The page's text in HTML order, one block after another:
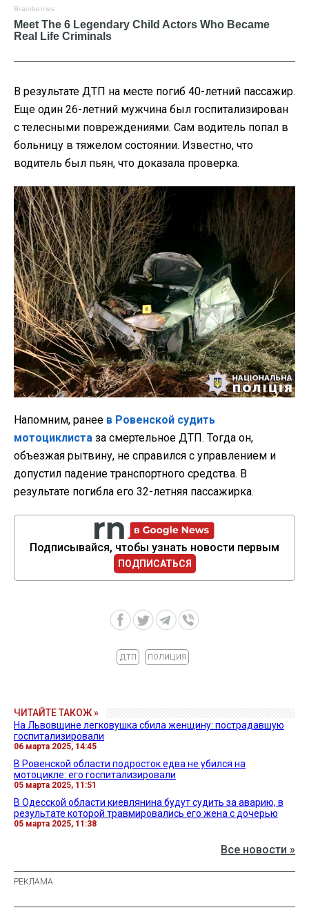
В результате ДТП на месте погиб 40-летний пассажир.
Еще один 26-летний мужчина был госпитализирован
с телесными повреждениями. Сам водитель попал в
больницу в тяжелом состоянии. Известно, что
водитель был пьян, что доказала проверка.
Напомним, ранее в Ровенской судить
мотоциклиста за смертельное ДТП. Тогда он,
объезжая рытвину, не справился с управлением и
допустил падение транспортного средства. В
результате погибла его 32-летняя пассажирка.
Подписывайся, чтобы узнать новости первым
ПОДПИСАТЬСЯ
ДТП ПОЛИЦИЯ
ЧИТАЙТЕ ТАКОЖ »
На Львовщине легковушка сбила женщину: пострадавшую
госпитализировали
06 марта 2025, 14:45
В Ровенской области подросток едва не убился на
мотоцикле: его госпитализировали
05 марта 2025, 11:51
В Одесской области киевлянина будут судить за аварию, в
результате которой травмировались его жена с дочерью
05 марта 2025, 11:38
Все новости »